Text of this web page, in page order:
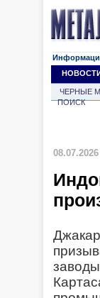
ЧЕРНЫЕ
ПОИСК
08.07.2026